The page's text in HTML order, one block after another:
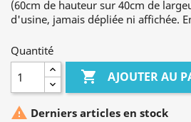
(60cm de hauteur sur 40cm de
d'usine, jamais dépliée ni affichée.
Quantité
 AJOUTER AU
 Derniers articles en stock